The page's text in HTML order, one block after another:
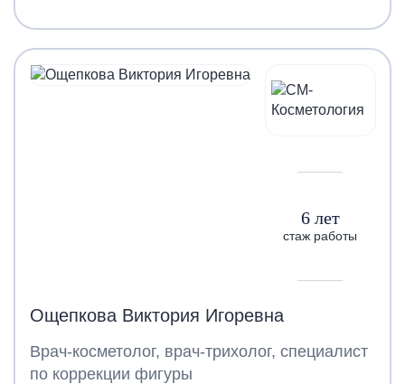
6 лет
стаж работы
Ощепкова Виктория Игоревна
Врач-косметолог, врач-трихолог, специалист
по коррекции фигуры